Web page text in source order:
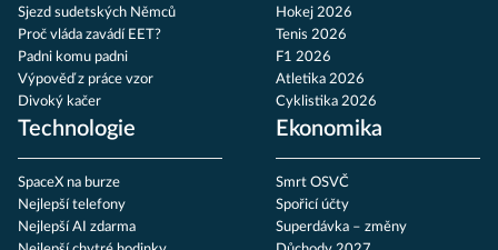
Sjezd sudetských Němců
Proč vláda zavádí EET?
Padni komu padni
Výpověď z práce vzor
Divoký kačer
Hokej 2026
Tenis 2026
F1 2026
Atletika 2026
Cyklistika 2026
Technologie
SpaceX na burze
Nejlepší telefony
Nejlepší AI zdarma
Ekonomika
Smrt OSVČ
Spořicí účty
Superdávka – změny